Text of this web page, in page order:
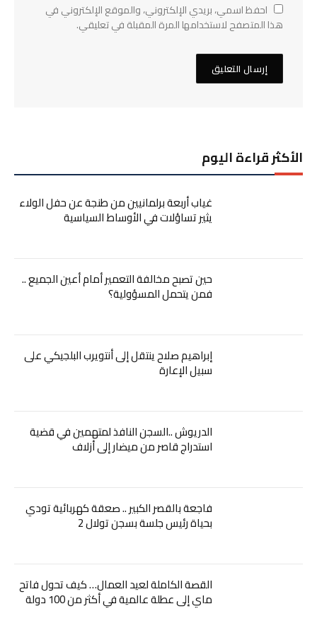
احفظ اسمي، بريدي الإلكتروني، والموقع الإلكتروني في
هذا المتصفح لاستخدامها المرة المقبلة في تعليقي.
الأكثر قراءة اليوم
غياب أربعة برلمانيين من طنجة عن حفل الولاء
يثير تساؤلات في الأوساط السياسية
حين تصبح مخالفة التعمير أمام أعين الجميع ..
فمن يتحمل المسؤولية؟
إبراهيم صلاح ينتقل إلى أنتويرب البلجيكي على
سبيل الإعارة
الدريوش ..السجن النافذ لمتهمين في قضية
استدراج قاصر من ميضار إلى أزلاف
فاجعة بالقصر الكبير .. صعقة كهربائية تودي
بحياة رئيس جلسة بسجن تولال 2
القصة الكاملة لعيد العمال… كيف تحول فاتح
ماي إلى عطلة عالمية في أكثر من 100 دولة